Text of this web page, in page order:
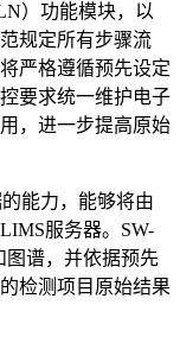
）功能模块，以
规定所有步骤流
严格遵循预先设定
要求统一维护电子
，进一步提高原始
能力，能够将由
服务器。SW-
图谱，并依据预先
检测项目原始结果